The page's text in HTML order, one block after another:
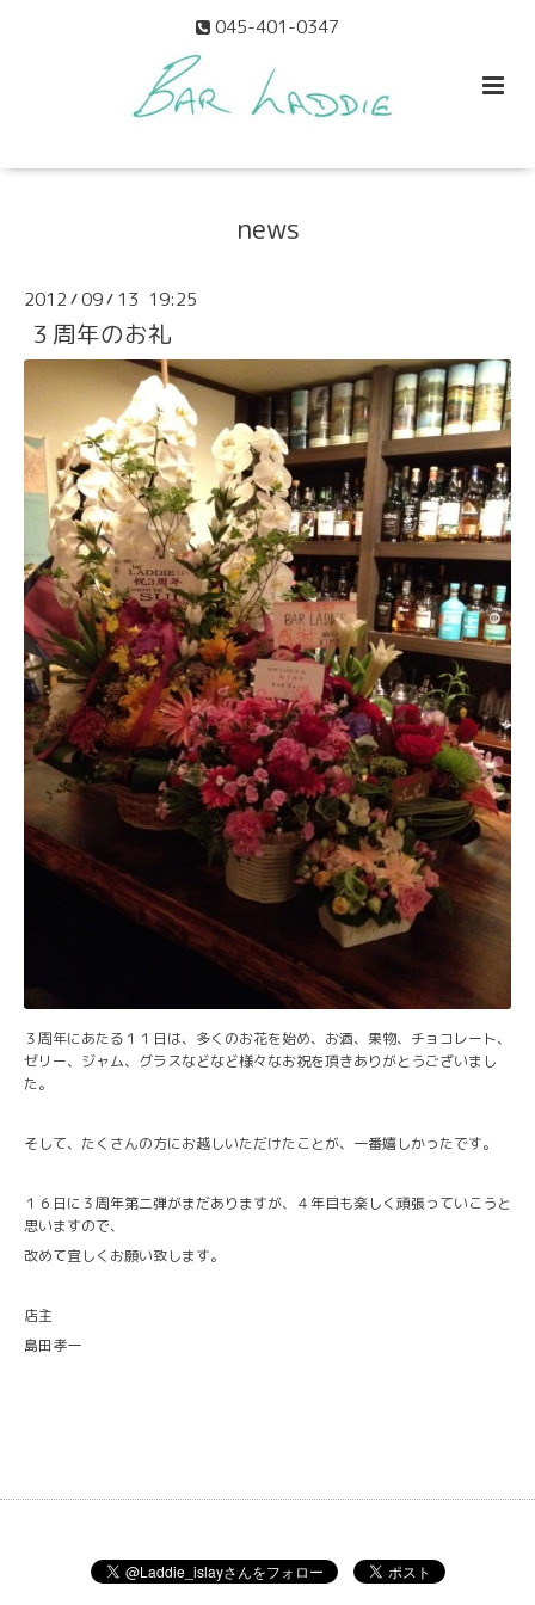
045-401-0347
news
2012 /09/ 13 19:25
３周年のお礼
３周年にあたる１１日は、多くのお花を始め、お酒、果物、チョコレート、
ゼリー、ジャム、グラスなどなど様々なお祝を頂きありがとうございまし
た。
そして、たくさんの方にお越しいただけたことが、一番嬉しかったです。
１６日に３周年第二弾がまだありますが、４年目も楽しく頑張っていこうと
思いますので、
改めて宜しくお願い致します。
店主
島田孝一